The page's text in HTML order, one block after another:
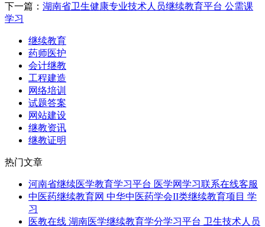
下一篇： 湖南省卫生健康专业技术人员继续教育平台 公需课
学习
继续教育
药师医护
会计继教
工程建造
网络培训
试题答案
网站建设
继教资讯
继教证明
热门文章
河南省继续医学教育学习平台 医学网学习联系在线客服
中医药继续教育网 中华中医药学会II类继续教育项目 学
习
医教在线 湖南医学继续教育学分学习平台 卫生技术人员